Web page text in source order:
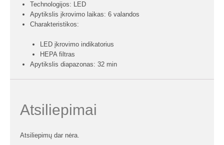
Technologijos: LED
Apytikslis įkrovimo laikas: 6 valandos
Charakteristikos:
LED įkrovimo indikatorius
HEPA filtras
Apytikslis diapazonas: 32 min
Atsiliepimai
Atsiliepimų dar nėra.